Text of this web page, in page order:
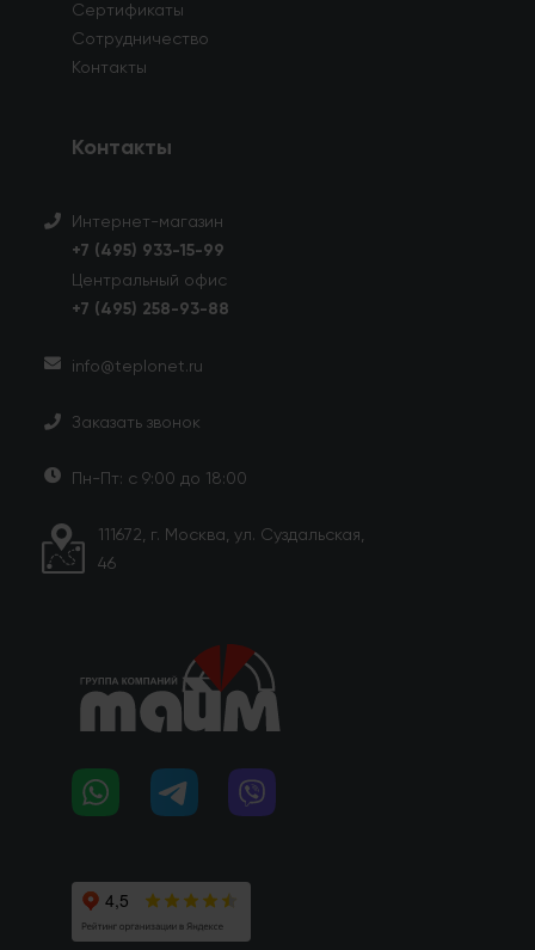
Сертификаты
Сотрудничество
Контакты
Контакты
Интернет-магазин
+7 (495) 933-15-99
Центральный офис
+7 (495) 258-93-88
info@teplonet.ru
Заказать звонок
Пн-Пт: с 9:00 до 18:00
111672, г. Москва, ул. Суздальская,
46